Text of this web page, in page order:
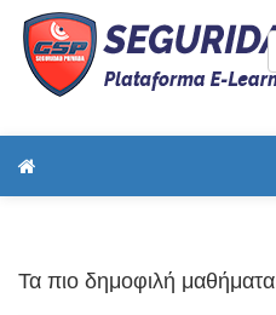
Τα πιο δημοφιλή μαθήματα